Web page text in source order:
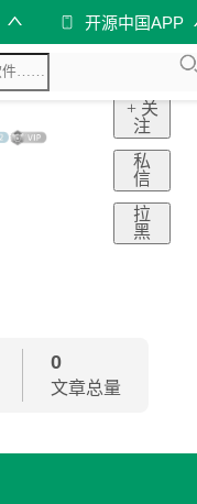
开源中国APP
+ 关
注
私
信
拉
黑
0
文章总量